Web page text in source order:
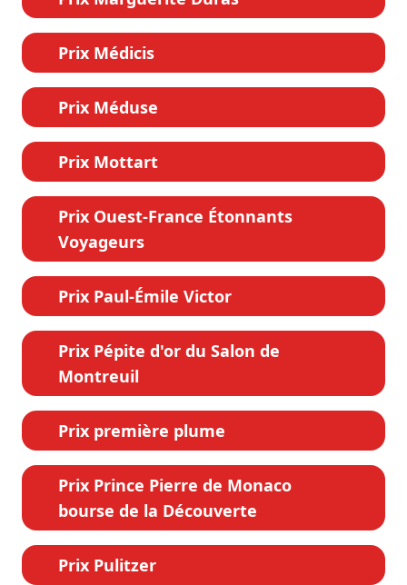
Prix Médicis
Prix Méduse
Prix Mottart
Prix Ouest-France Étonnants
Voyageurs
Prix Paul-Émile Victor
Prix Pépite d'or du Salon de
Montreuil
Prix première plume
Prix Prince Pierre de Monaco
bourse de la Découverte
Prix Pulitzer